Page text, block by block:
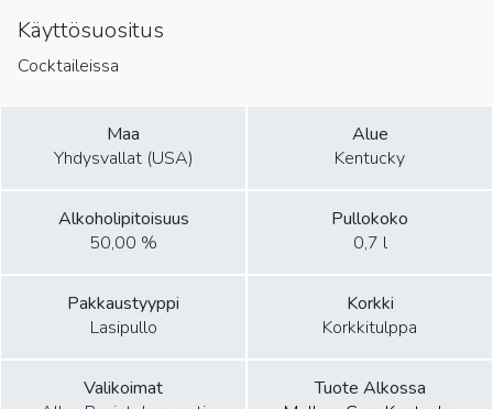
Käyttösuositus
Cocktaileissa
Maa
Yhdysvallat (USA)
Alue
Kentucky
Alkoholipitoisuus
50,00 %
Pullokoko
0,7 l
Pakkaustyyppi
Lasipullo
Korkki
Korkkitulppa
Valikoimat
Tuote Alkossa